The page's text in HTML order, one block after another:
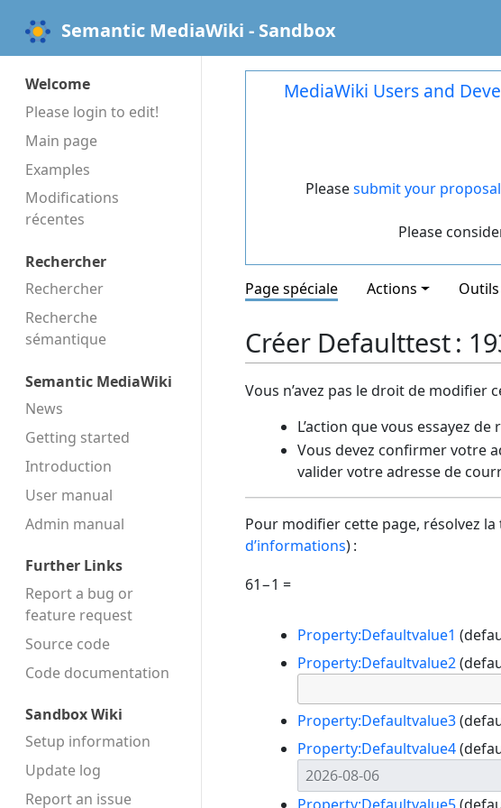
Semantic MediaWiki - Sandbox
Welcome
Please login to edit!
Main page
Examples
Modifications
récentes
Rechercher
Rechercher
Recherche
sémantique
Semantic MediaWiki
News
Getting started
Introduction
User manual
Admin manual
Further Links
Report a bug or
feature request
Source code
Code docu­mentation
Sandbox Wiki
Setup information
Update log
Report an issue
MediaWiki Users and
Pleasesubmit your
Please
Page spéciale Actions Outils
Créer Defaulttest :
Vous n’avez pas le droit de modifier
L’action que vous essayez
Vous devez confirmer votre
valider votre adresse de
Pour modifier cette page, résolvez
d’informations) :
61−1 =
Property:Defaultvalue1
Property:Defaultvalue2
Property:Defaultvalue3
Property:Defaultvalue4